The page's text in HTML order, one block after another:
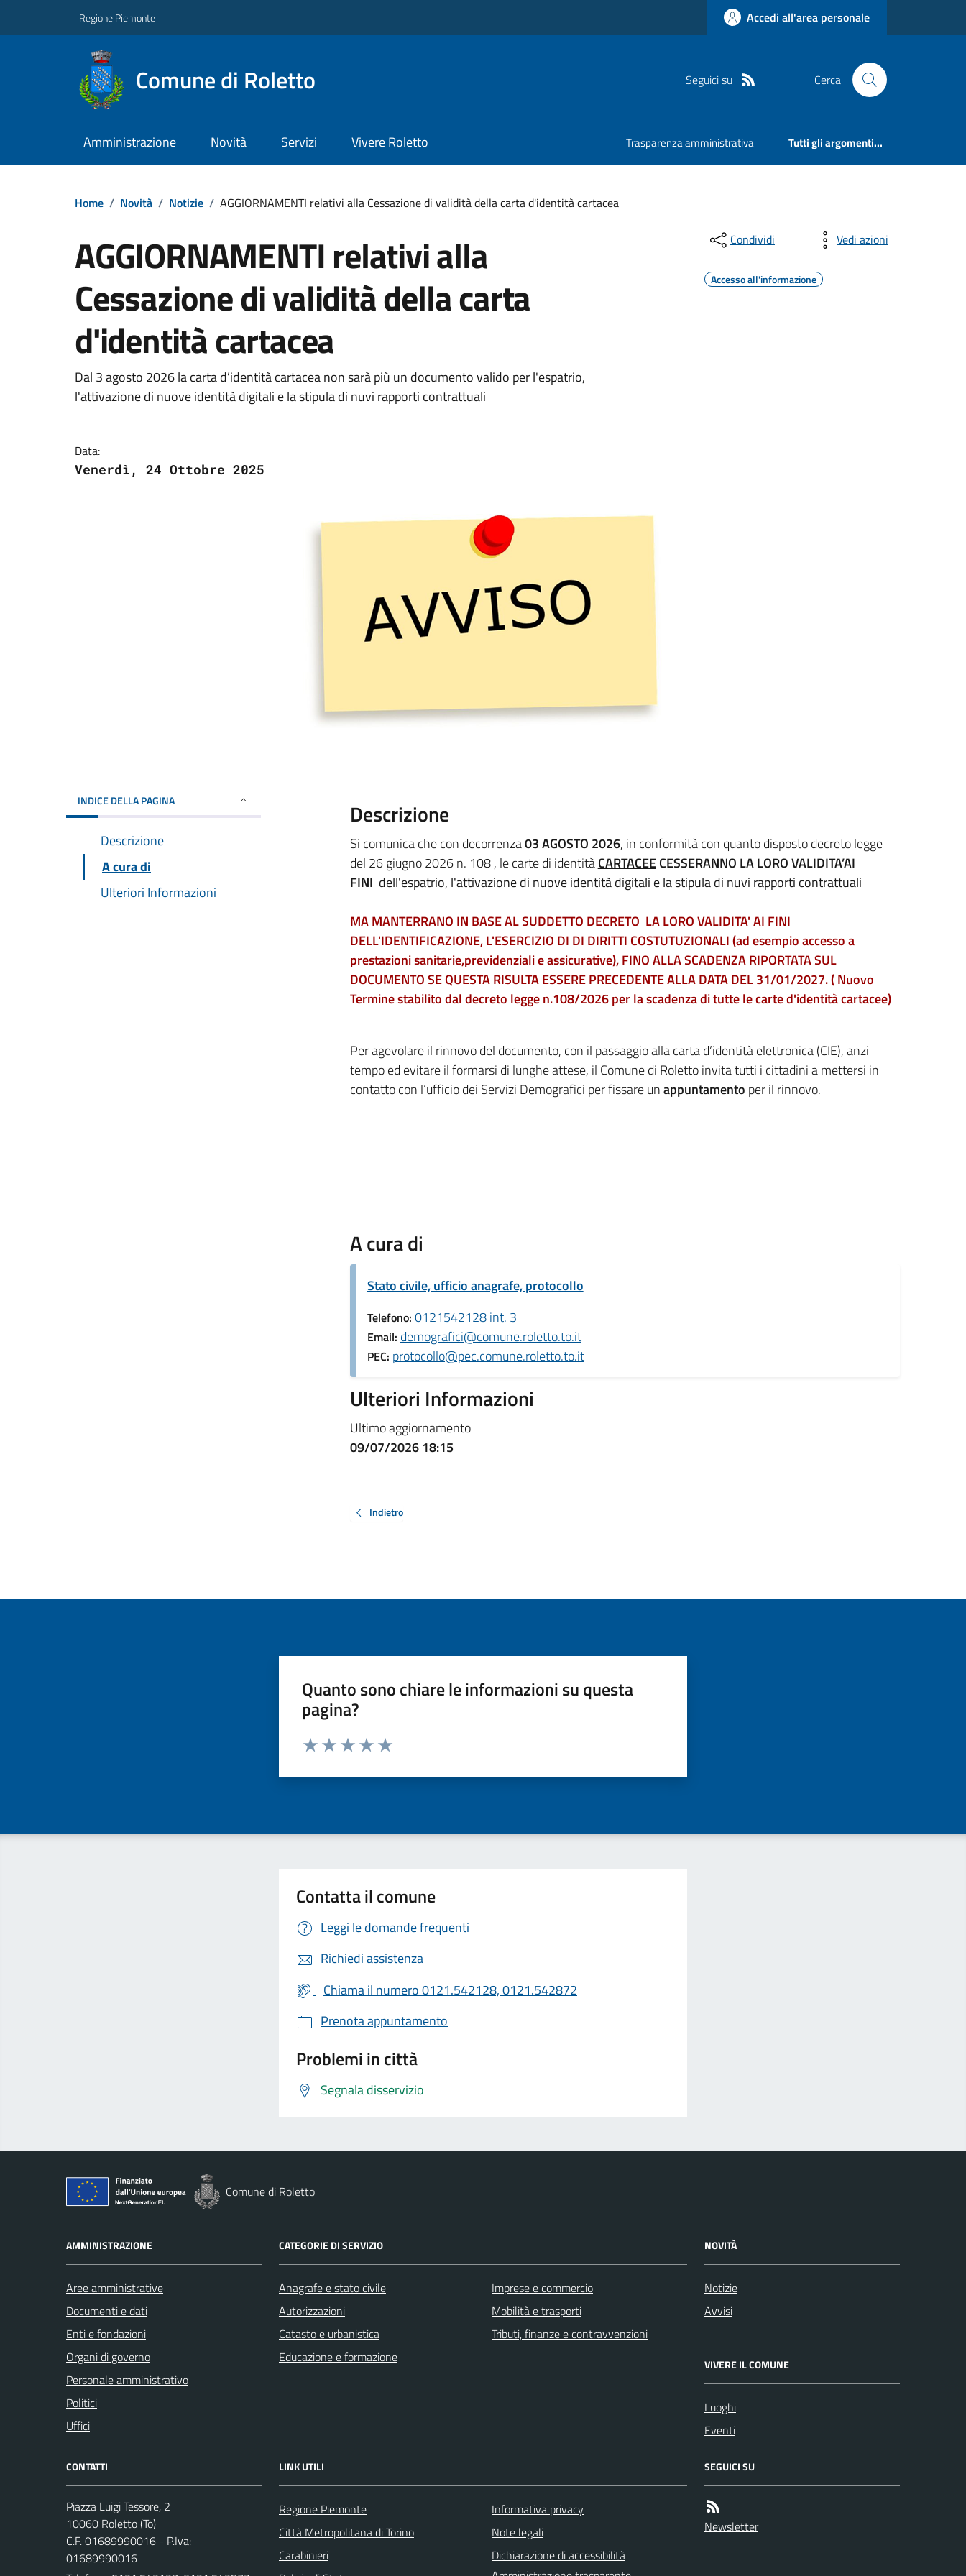
Regione Piemonte Accedi all'area personale
Comune di Roletto Seguici su Cerca
Amministrazione Novità Servizi Vivere Roletto Trasparenza amministrativa Tutti gli argomenti...
Home / Novità / Notizie / AGGIORNAMENTI relativi alla Cessazione di validità della carta d'identità cartacea
AGGIORNAMENTI relativi alla
Cessazione di validità della carta
d'identità cartacea
Dal 3 agosto 2026 la carta d’identità cartacea non sarà più un documento valido per l'espatrio,
l'attivazione di nuove identità digitali e la stipula di nuvi rapporti contrattuali
Data:
Venerdì, 24 Ottobre 2025
Condividi Vedi azioni
Accesso all'informazione
INDICE DELLA PAGINA
Descrizione
A cura di
Ulteriori Informazioni
Descrizione
Si comunica che con decorrenza03 AGOSTO 2026, in conformità con quanto disposto decreto legge
del 26 giugno 2026 n. 108 , le carte di identitàCARTACEECESSERANNO LA LORO VALIDITA’AI
FINI dell'espatrio, l'attivazione di nuove identità digitali e la stipula di nuvi rapporti contrattuali
MA MANTERRANO IN BASE AL SUDDETTO DECRETO LA LORO VALIDITA' AI FINI
DELL'IDENTIFICAZIONE, L'ESERCIZIO DI DI DIRITTI COSTUTUZIONALI (ad esempio accesso a
prestazioni sanitarie,previdenziali e assicurative), FINO ALLA SCADENZA RIPORTATA SUL
DOCUMENTO SE QUESTA RISULTA ESSERE PRECEDENTE ALLA DATA DEL 31/01/2027. ( Nuovo
Termine stabilito dal decreto legge n.108/2026 per la scadenza di tutte le carte d'identità cartacee)
Per agevolare il rinnovo del documento, con il passaggio alla carta d’identità elettronica (CIE), anzi
tempo ed evitare il formarsi di lunghe attese, il Comune di Roletto invita tutti i cittadini a mettersi in
contatto con l’ufficio dei Servizi Demografici per fissare unappuntamento per il rinnovo.
A cura di
Stato civile, ufficio anagrafe, protocollo
Telefono: 0121542128 int. 3
Email: demografici@comune.roletto.to.it
PEC: protocollo@pec.comune.roletto.to.it
Ulteriori Informazioni
Ultimo aggiornamento
09/07/2026 18:15
Indietro
Quanto sono chiare le informazioni su questa
pagina?
Valuta da 1 a 5 stelle la pagina
Contatta il comune
Leggi le domande frequenti
Richiedi assistenza
Chiama il numero 0121.542128, 0121.542872
Prenota appuntamento
Problemi in città
Segnala disservizio
Comune di Roletto
AMMINISTRAZIONE
Aree amministrative
Documenti e dati
Enti e fondazioni
Organi di governo
Personale amministrativo
Politici
Uffici
CATEGORIE DI SERVIZIO
Anagrafe e stato civile
Autorizzazioni
Catasto e urbanistica
Educazione e formazione
Imprese e commercio
Mobilità e trasporti
Tributi, finanze e contravvenzioni
NOVITÀ
Notizie
Avvisi
VIVERE IL COMUNE
Luoghi
Eventi
CONTATTI
Piazza Luigi Tessore, 2
10060 Roletto (To)
C.F. 01689990016 - P.Iva:
01689990016
LINK UTILI
Regione Piemonte
Città Metropolitana di Torino
Carabinieri
Informativa privacy
Note legali
Dichiarazione di accessibilità
SEGUICI SU
Newsletter